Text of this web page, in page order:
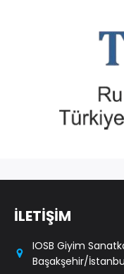
İLETİŞİM
IOSB Giyim
Başakşehir/